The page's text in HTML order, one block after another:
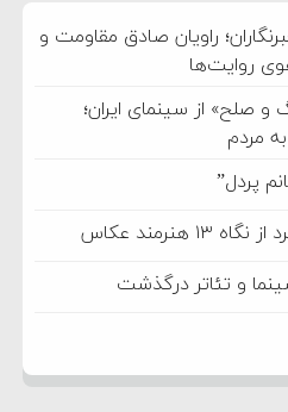
راویان صادق مقاومت و
روایت‌ها
صلح» از سینمای ایران؛
مردم
پردل”
عکاس
و تئاتر درگذشت